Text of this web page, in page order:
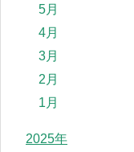
5月
4月
3月
2月
1月
2025年